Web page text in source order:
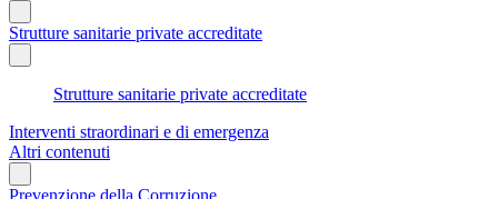
Strutture sanitarie private accreditate
Strutture sanitarie private accreditate
Interventi straordinari e di emergenza
Altri contenuti
Prevenzione della Corruzione